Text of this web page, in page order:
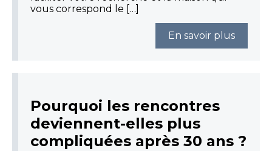
vous correspond le […]
En savoir plus
Pourquoi les rencontres
deviennent-elles plus
compliquées après 30 ans ?